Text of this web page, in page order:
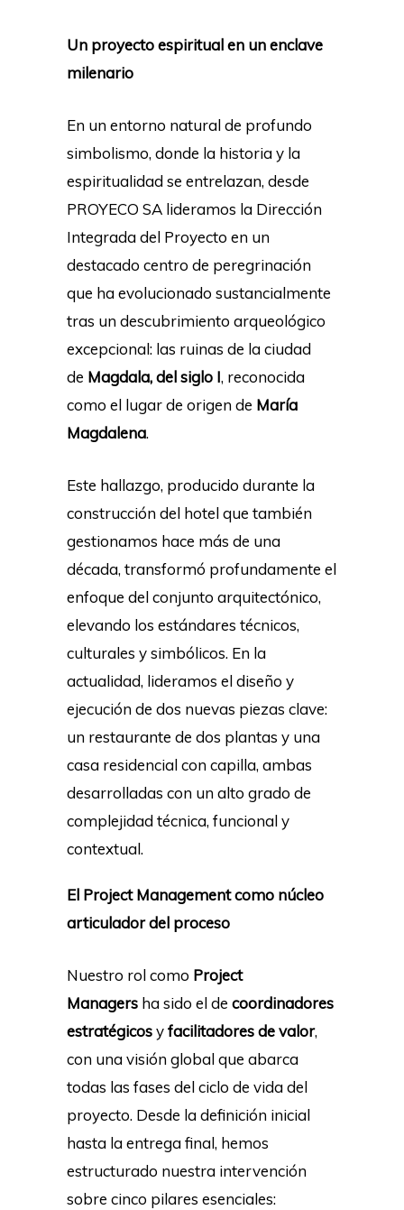
Un proyecto espiritual en un enclave
milenario
En un entorno natural de profundo
simbolismo, donde la historia y la
espiritualidad se entrelazan, desde
PROYECO SA lideramos la Dirección
Integrada del Proyecto en un
destacado centro de peregrinación
que ha evolucionado sustancialmente
tras un descubrimiento arqueológico
excepcional: las ruinas de la ciudad
de Magdala, del siglo I, reconocida
como el lugar de origen de María
Magdalena.
Este hallazgo, producido durante la
construcción del hotel que también
gestionamos hace más de una
década, transformó profundamente el
enfoque del conjunto arquitectónico,
elevando los estándares técnicos,
culturales y simbólicos. En la
actualidad, lideramos el diseño y
ejecución de dos nuevas piezas clave:
un restaurante de dos plantas y una
casa residencial con capilla, ambas
desarrolladas con un alto grado de
complejidad técnica, funcional y
contextual.
El Project Management como núcleo
articulador del proceso
Nuestro rol como Project
Managers ha sido el de coordinadores
estratégicosyfacilitadores de valor,
con una visión global que abarca
todas las fases del ciclo de vida del
proyecto. Desde la definición inicial
hasta la entrega final, hemos
estructurado nuestra intervención
sobre cinco pilares esenciales: